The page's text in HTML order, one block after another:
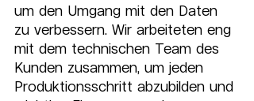
um den Umgang mit den Daten
zu verbessern. Wir arbeiteten eng
mit dem technischen Team des
Kunden zusammen, um jeden
Produktionsschritt abzubilden und